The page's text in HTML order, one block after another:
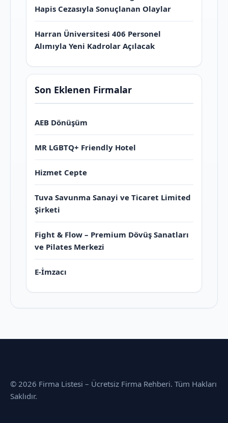
Hapis Cezasıyla Sonuçlanan Olaylar
Harran Üniversitesi 406 Personel
Alımıyla Yeni Kadrolar Açılacak
Son Eklenen Firmalar
AEB Dönüşüm
MR LGBTQ+ Friendly Hotel
Hizmet Cepte
Tuva Savunma Sanayi ve Ticaret Limited
Şirketi
Fight & Flow – Premium Dövüş Sanatları
ve Pilates Merkezi
E-İmzacı
© 2026 Firma Listesi – Ücretsiz Firma Rehberi. Tüm Hakları
Saklıdır.